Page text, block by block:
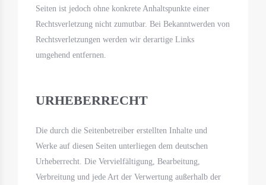
Seiten ist jedoch ohne konkrete Anhaltspunkte einer
Rechtsverletzung nicht zumutbar. Bei Bekanntwerden von
Rechtsverletzungen werden wir derartige Links
umgehend entfernen.
URHEBERRECHT
Die durch die Seitenbetreiber erstellten Inhalte und
Werke auf diesen Seiten unterliegen dem deutschen
Urheberrecht. Die Vervielfältigung, Bearbeitung,
Verbreitung und jede Art der Verwertung außerhalb der